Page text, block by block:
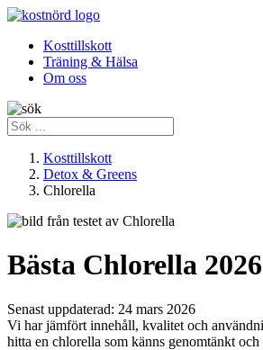
Kosttillskott
Träning & Hälsa
Om oss
Kosttillskott
Detox & Greens
Chlorella
Bästa Chlorella 2026
Senast uppdaterad: 24 mars 2026
Vi har jämfört innehåll, kvalitet och
hitta en chlorella som känns genomtänkt